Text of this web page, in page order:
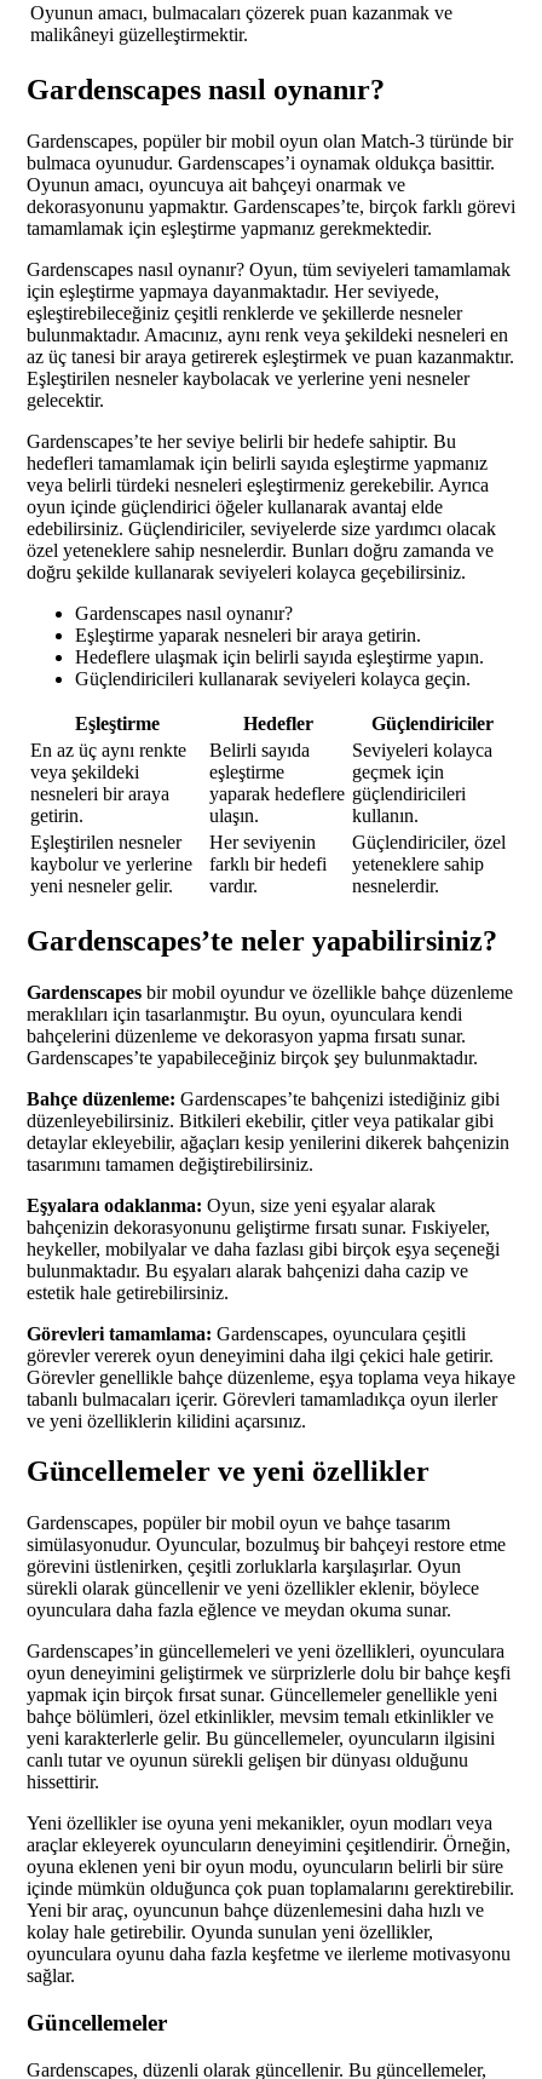
Oyunun amacı, bulmacaları çözerek puan kazanmak ve
malikâneyi güzelleştirmektir.
Gardenscapes nasıl oynanır?
Gardenscapes, popüler bir mobil oyun olan Match-3 türünde bir
bulmaca oyunudur. Gardenscapes’i oynamak oldukça basittir.
Oyunun amacı, oyuncuya ait bahçeyi onarmak ve
dekorasyonunu yapmaktır. Gardenscapes’te, birçok farklı görevi
tamamlamak için eşleştirme yapmanız gerekmektedir.
Gardenscapes nasıl oynanır? Oyun, tüm seviyeleri tamamlamak
için eşleştirme yapmaya dayanmaktadır. Her seviyede,
eşleştirebileceğiniz çeşitli renklerde ve şekillerde nesneler
bulunmaktadır. Amacınız, aynı renk veya şekildeki nesneleri en
az üç tanesi bir araya getirerek eşleştirmek ve puan kazanmaktır.
Eşleştirilen nesneler kaybolacak ve yerlerine yeni nesneler
gelecektir.
Gardenscapes’te her seviye belirli bir hedefe sahiptir. Bu
hedefleri tamamlamak için belirli sayıda eşleştirme yapmanız
veya belirli türdeki nesneleri eşleştirmeniz gerekebilir. Ayrıca
oyun içinde güçlendirici öğeler kullanarak avantaj elde
edebilirsiniz. Güçlendiriciler, seviyelerde size yardımcı olacak
özel yeteneklere sahip nesnelerdir. Bunları doğru zamanda ve
doğru şekilde kullanarak seviyeleri kolayca geçebilirsiniz.
Gardenscapes nasıl oynanır?
Eşleştirme yaparak nesneleri bir araya getirin.
Hedeflere ulaşmak için belirli sayıda eşleştirme yapın.
Güçlendiricileri kullanarak seviyeleri kolayca geçin.
Eşleştirme Hedefler
Güçlendiriciler
En az üç aynı renkte
veya şekildeki
nesneleri bir araya
getirin.
Belirli sayıda
eşleştirme
yaparak hedeflere
ulaşın.
Seviyeleri kolayca
geçmek için
güçlendiricileri
kullanın.
Eşleştirilen nesneler
kaybolur ve yerlerine
yeni nesneler gelir.
Her seviyenin
farklı bir hedefi
vardır.
Güçlendiriciler, özel
yeteneklere sahip
nesnelerdir.
Gardenscapes’te neler yapabilirsiniz?
Gardenscapes bir mobil oyundur ve özellikle bahçe düzenleme
meraklıları için tasarlanmıştır. Bu oyun, oyunculara kendi
bahçelerini düzenleme ve dekorasyon yapma fırsatı sunar.
Gardenscapes’te yapabileceğiniz birçok şey bulunmaktadır.
Bahçe düzenleme: Gardenscapes’te bahçenizi istediğiniz gibi
düzenleyebilirsiniz. Bitkileri ekebilir, çitler veya patikalar gibi
detaylar ekleyebilir, ağaçları kesip yenilerini dikerek bahçenizin
tasarımını tamamen değiştirebilirsiniz.
Eşyalara odaklanma: Oyun, size yeni eşyalar alarak
bahçenizin dekorasyonunu geliştirme fırsatı sunar. Fıskiyeler,
heykeller, mobilyalar ve daha fazlası gibi birçok eşya seçeneği
bulunmaktadır. Bu eşyaları alarak bahçenizi daha cazip ve
estetik hale getirebilirsiniz.
Görevleri tamamlama: Gardenscapes, oyunculara çeşitli
görevler vererek oyun deneyimini daha ilgi çekici hale getirir.
Görevler genellikle bahçe düzenleme, eşya toplama veya hikaye
tabanlı bulmacaları içerir. Görevleri tamamladıkça oyun ilerler
ve yeni özelliklerin kilidini açarsınız.
Güncellemeler ve yeni özellikler
Gardenscapes, popüler bir mobil oyun ve bahçe tasarım
simülasyonudur. Oyuncular, bozulmuş bir bahçeyi restore etme
görevini üstlenirken, çeşitli zorluklarla karşılaşırlar. Oyun
sürekli olarak güncellenir ve yeni özellikler eklenir, böylece
oyunculara daha fazla eğlence ve meydan okuma sunar.
Gardenscapes’in güncellemeleri ve yeni özellikleri, oyunculara
oyun deneyimini geliştirmek ve sürprizlerle dolu bir bahçe keşfi
yapmak için birçok fırsat sunar. Güncellemeler genellikle yeni
bahçe bölümleri, özel etkinlikler, mevsim temalı etkinlikler ve
yeni karakterlerle gelir. Bu güncellemeler, oyuncuların ilgisini
canlı tutar ve oyunun sürekli gelişen bir dünyası olduğunu
hissettirir.
Yeni özellikler ise oyuna yeni mekanikler, oyun modları veya
araçlar ekleyerek oyuncuların deneyimini çeşitlendirir. Örneğin,
oyuna eklenen yeni bir oyun modu, oyuncuların belirli bir süre
içinde mümkün olduğunca çok puan toplamalarını gerektirebilir.
Yeni bir araç, oyuncunun bahçe düzenlemesini daha hızlı ve
kolay hale getirebilir. Oyunda sunulan yeni özellikler,
oyunculara oyunu daha fazla keşfetme ve ilerleme motivasyonu
sağlar.
Güncellemeler
Gardenscapes, düzenli olarak güncellenir. Bu güncellemeler,